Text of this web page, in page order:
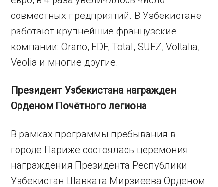
совместных предприятий. В Узбекистане
работают крупнейшие французские
компании: Orano, EDF, Total, SUEZ, Voltalia,
Veolia и многие другие.
Президент Узбекистана награжден
Орденом Почётного легиона
В рамках программы пребывания в
городе Париже состоялась церемония
награждения Президента Республики
Узбекистан Шавката Мирзиёева Орденом